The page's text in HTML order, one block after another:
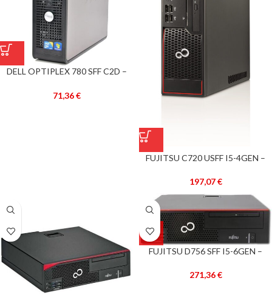
DELL OPTIPLEX 780 SFF C2D –
71,36€
FUJITSU C720 USFF I5-4GEN –
197,07€
FUJITSU D756 SFF I5-6GEN –
271,36€